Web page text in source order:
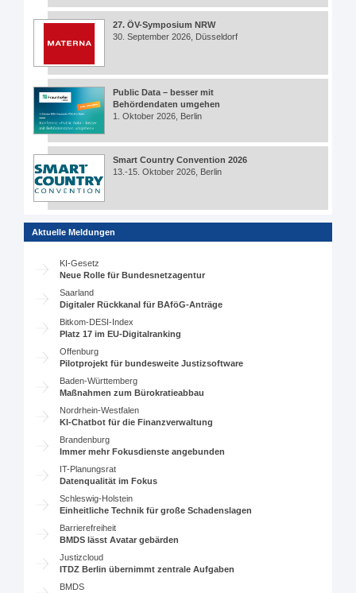
27. ÖV-Symposium NRW
30. September 2026, Düsseldorf
Public Data – besser mit
Behördendaten umgehen
1. Oktober 2026, Berlin
Smart Country Convention 2026
13.-15. Oktober 2026, Berlin
Aktuelle Meldungen
KI-Gesetz
Neue Rolle für Bundesnetzagentur
Saarland
Digitaler Rückkanal für BAföG-Anträge
Bitkom-DESI-Index
Platz 17 im EU-Digitalranking
Offenburg
Pilotprojekt für bundesweite Justizsoftware
Baden-Württemberg
Maßnahmen zum Bürokratieabbau
Nordrhein-Westfalen
KI-Chatbot für die Finanzverwaltung
Brandenburg
Immer mehr Fokusdienste angebunden
IT-Planungsrat
Datenqualität im Fokus
Schleswig-Holstein
Einheitliche Technik für große Schadenslagen
Barrierefreiheit
BMDS lässt Avatar gebärden
Justizcloud
ITDZ Berlin übernimmt zentrale Aufgaben
BMDS